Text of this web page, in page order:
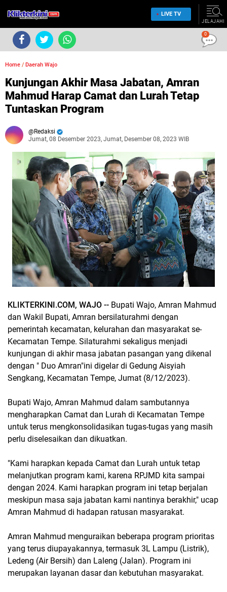
LIVE TV
JELAJAHI
Home / Daerah Wajo
Kunjungan Akhir Masa Jabatan, Amran
Mahmud Harap Camat dan Lurah Tetap
Tuntaskan Program
Redaksi
Jumat, 08 Desember 2023, Jumat, Desember 08, 2023 WIB
KLIKTERKINI.COM, WAJO -- Bupati Wajo, Amran Mahmud
dan Wakil Bupati, Amran bersilaturahmi dengan
pemerintah kecamatan, kelurahan dan masyarakat se-
Kecamatan Tempe. Silaturahmi sekaligus menjadi
kunjungan di akhir masa jabatan pasangan yang dikenal
dengan " Duo Amran"ini digelar di Gedung Aisyiah
Sengkang, Kecamatan Tempe, Jumat (8/12/2023).
Bupati Wajo, Amran Mahmud dalam sambutannya
mengharapkan Camat dan Lurah di Kecamatan Tempe
untuk terus mengkonsolidasikan tugas-tugas yang masih
perlu diselesaikan dan dikuatkan.
"Kami harapkan kepada Camat dan Lurah untuk tetap
melanjutkan program kami, karena RPJMD kita sampai
dengan 2024. Kami harapkan program ini tetap berjalan
meskipun masa saja jabatan kami nantinya berakhir," ucap
Amran Mahmud di hadapan ratusan masyarakat.
Amran Mahmud menguraikan beberapa program prioritas
yang terus diupayakannya, termasuk 3L Lampu (Listrik),
Ledeng (Air Bersih) dan Laleng (Jalan). Program ini
merupakan layanan dasar dan kebutuhan masyarakat.
0